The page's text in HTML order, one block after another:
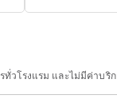
ทั่วโรงแรม และไม่มีค่าบริ